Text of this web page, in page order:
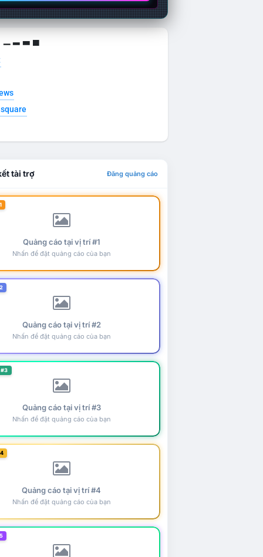
▁ ▂ ▃ ▄
tài trợ Đăng quảng cáo
Quảng cáo tại vị trí #1
Nhấn để đặt quảng cáo của bạn
Quảng cáo tại vị trí #2
Nhấn để đặt quảng cáo của bạn
Quảng cáo tại vị trí #3
Nhấn để đặt quảng cáo của bạn
Quảng cáo tại vị trí #4
Nhấn để đặt quảng cáo của bạn